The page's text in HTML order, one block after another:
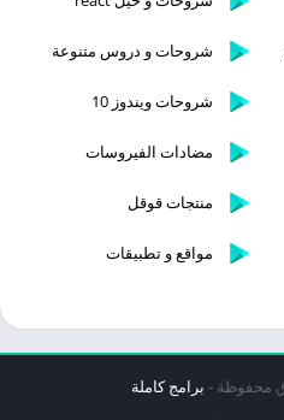
شروحات و دروس متنوعة
شروحات ويندوز 10
مضادات الفيروسات
منتجات قوقل
مواقع و تطبيقات
برامج كاملة